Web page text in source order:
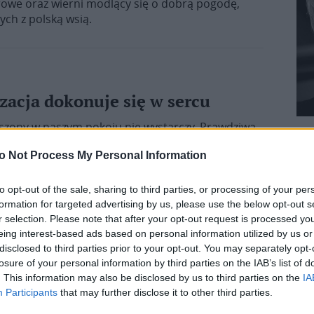
Not Process My Personal Information
opt-out of the sale, sharing to third parties, or processing of your
for targeted advertising by us, please use the below opt-out
selection. Please note that after your opt-out request is processed
interest-based ads based on personal information utilized by us
to third parties prior to your opt-out. You may separately
of your personal information by third parties on the IAB’s list of
This information may also be disclosed by us to third parties on the
Participants that may further disclose it to other third parties.
oraz wierni modlący się o dobrą pogodę,
z polską wsią.
dokonuje się w sercu
w naszym pokoju nie wystarczy. Prawdziwa
Jezusowi: «Panie, Ty kieruj moim sercem. Ty
Mszy św. sprawowanej w archikatedrze
Jezusa. W liturgii uczestniczyli
Serca Pana Jezusa z archidiecezji
wyróżnienie, ale służba
to wyróżnienie ani zaszczyt, ale wezwanie do